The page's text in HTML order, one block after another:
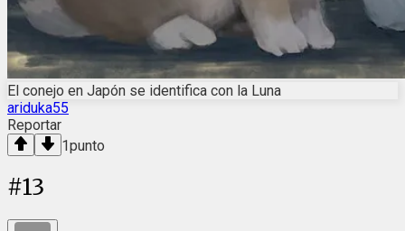
El conejo en Japón se identifica con la Luna
ariduka55
Reportar
1punto
#13